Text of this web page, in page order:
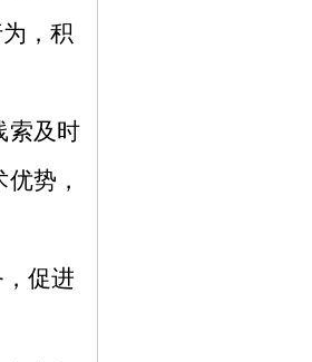
，积
索及时
势，
促进